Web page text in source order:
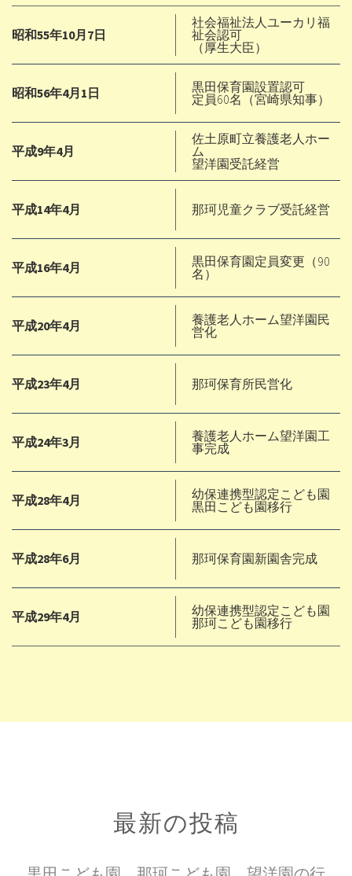
昭和55年10月7日
社会福祉法人ユーカリ福
祉会認可
（厚生大臣）
昭和56年4月1日
黒田保育園設置認可
定員60名（宮崎県知事）
平成9年4月
佐土原町立養護老人ホー
ム
望洋園受託経営
平成14年4月 那珂児童クラブ受託経営
平成16年4月
黒田保育園定員変更（90
名）
平成20年4月
養護老人ホーム望洋園民
営化
平成23年4月 那珂保育所民営化
平成24年3月
養護老人ホーム望洋園工
事完成
平成28年4月
幼保連携型認定こども園
黒田こども園移行
平成28年6月 那珂保育園新園舎完成
平成29年4月
幼保連携型認定こども園
那珂こども園移行
最新の投稿